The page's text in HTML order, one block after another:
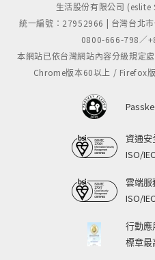
生活股份有限公司
統一編號：27952966 | 台灣台北
0800-666-798／
本網站已依台灣網站內容分級規定
Chrome版本60以上 / Firefox
資通安
ISO/
雲端服
ISO/
行動應
標章最